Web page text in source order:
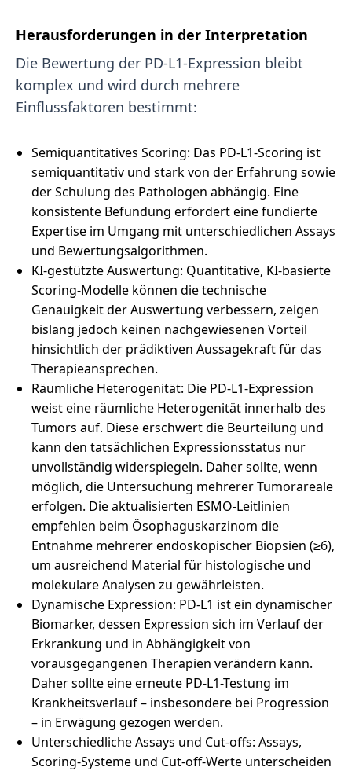
Herausforderungen in der Interpretation
Die Bewertung der PD-L1-Expression bleibt
komplex und wird durch mehrere
Einflussfaktoren bestimmt:
Semiquantitatives Scoring: Das PD-L1-Scoring ist
semiquantitativ und stark von der Erfahrung sowie
der Schulung des Pathologen abhängig. Eine
konsistente Befundung erfordert eine fundierte
Expertise im Umgang mit unterschiedlichen Assays
und Bewertungsalgorithmen.
KI-gestützte Auswertung: Quantitative, KI-basierte
Scoring-Modelle können die technische
Genauigkeit der Auswertung verbessern, zeigen
bislang jedoch keinen nachgewiesenen Vorteil
hinsichtlich der prädiktiven Aussagekraft für das
Therapieansprechen.
Räumliche Heterogenität: Die PD-L1-Expression
weist eine räumliche Heterogenität innerhalb des
Tumors auf. Diese erschwert die Beurteilung und
kann den tatsächlichen Expressionsstatus nur
unvollständig widerspiegeln. Daher sollte, wenn
möglich, die Untersuchung mehrerer Tumorareale
erfolgen. Die aktualisierten ESMO-Leitlinien
empfehlen beim Ösophaguskarzinom die
Entnahme mehrerer endoskopischer Biopsien (≥6),
um ausreichend Material für histologische und
molekulare Analysen zu gewährleisten.
Dynamische Expression: PD-L1 ist ein dynamischer
Biomarker, dessen Expression sich im Verlauf der
Erkrankung und in Abhängigkeit von
vorausgegangenen Therapien verändern kann.
Daher sollte eine erneute PD-L1-Testung im
Krankheitsverlauf – insbesondere bei Progression
– in Erwägung gezogen werden.
Unterschiedliche Assays und Cut-offs: Assays,
Scoring-Systeme und Cut-off-Werte unterscheiden